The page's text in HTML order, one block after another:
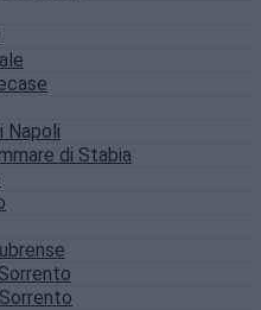
Napoli
di Stabia